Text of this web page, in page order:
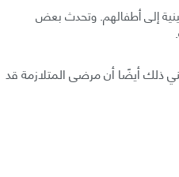
إلى أطفالهم. وتحدث بعض
ذلك أيضًا أن مرضى المتلازمة قد